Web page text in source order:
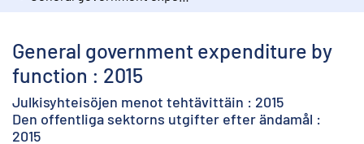
General government expenditure by
function : 2015
Julkisyhteisöjen menot tehtävittäin : 2015
Den offentliga sektorns utgifter efter ändamål :
2015